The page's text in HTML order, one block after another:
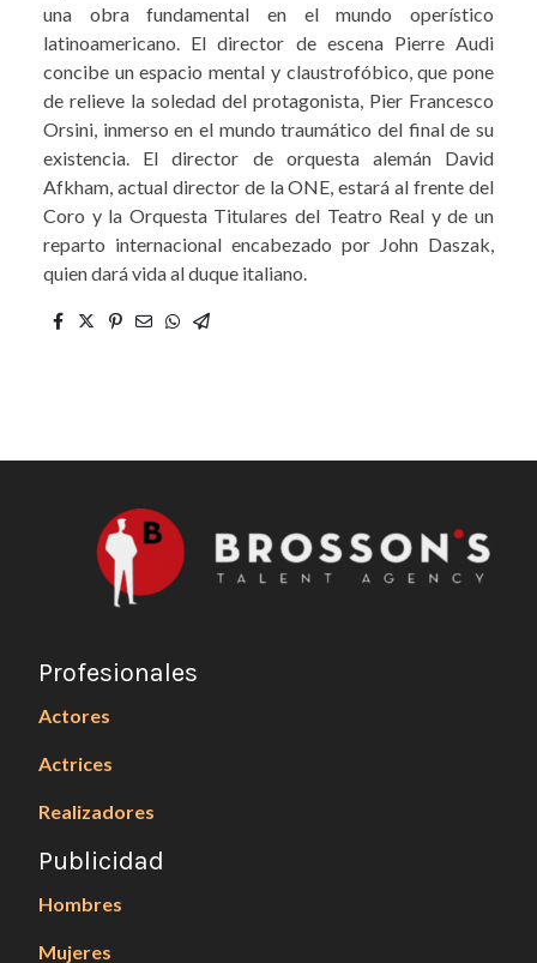
una obra fundamental en el mundo operístico
latinoamericano. El director de escena Pierre Audi
concibe un espacio mental y claustrofóbico, que pone
de relieve la soledad del protagonista, Pier Francesco
Orsini, inmerso en el mundo traumático del final de su
existencia. El director de orquesta alemán David
Afkham, actual director de la ONE, estará al frente del
Coro y la Orquesta Titulares del Teatro Real y de un
reparto internacional encabezado por John Daszak,
quien dará vida al duque italiano.
Profesionales
Actores
Actrices
Realizadores
Publicidad
Hombres
Mujeres